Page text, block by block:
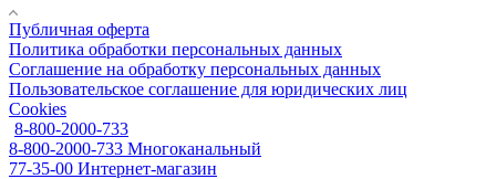
Публичная оферта
Политика обработки персональных данных
Соглашение на обработку персональных данных
Пользовательское соглашение для юридических лиц
Cookies
8-800-2000-733
8-800-2000-733 Многоканальный
77-35-00 Интернет-магазин